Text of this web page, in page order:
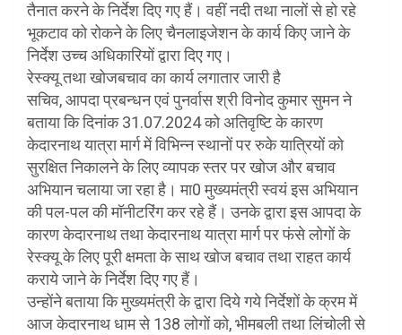
तैनात करने के निर्देश दिए गए हैं। वहीं नदी तथा नालों से हो रहे
भूकटाव को रोकने के लिए चैनलाइजेशन के कार्य किए जाने के
निर्देश उच्च अधिकारियों द्वारा दिए गए।
रेस्क्यू तथा खोजबचाव का कार्य लगातार जारी है
सचिव, आपदा प्रबन्धन एवं पुनर्वास श्री विनोद कुमार सुमन ने
बताया कि दिनांक 31.07.2024 को अतिवृष्टि के कारण
केदारनाथ यात्रा मार्ग में विभिन्न स्थानों पर रुके यात्रियों को
सुरक्षित निकालने के लिए व्यापक स्तर पर खोज और बचाव
अभियान चलाया जा रहा है। मा0 मुख्यमंत्री स्वयं इस अभियान
की पल-पल की मॉनीटरिंग कर रहे हैं। उनके द्वारा इस आपदा के
कारण केदारनाथ तथा केदारनाथ यात्रा मार्ग पर फंसे लोगों के
रेस्क्यू के लिए पूरी क्षमता के साथ खोज बचाव तथा राहत कार्य
कराये जाने के निर्देश दिए गए हैं।
उन्होंने बताया कि मुख्यमंत्री के द्वारा दिये गये निर्देशों के क्रम में
आज केदारनाथ धाम से 138 लोगों को, भीमबली तथा लिंचोली से